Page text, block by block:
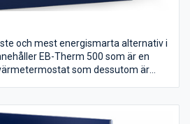
och mest energismarta alternativ i
EB-Therm 500 som är en
som dessutom är